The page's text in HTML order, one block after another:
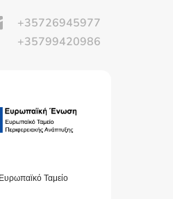
+35726945977
+35799420986
Ταμείο